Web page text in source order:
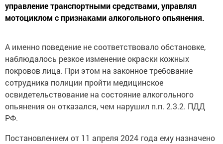
управление транспортными средствами, управлял
мотоциклом с признаками алкогольного опьянения.
А именно поведение не соответствовало обстановке,
наблюдалось резкое изменение окраски кожных
покровов лица. При этом на законное требование
сотрудника полиции пройти медицинское
освидетельствование на состояние алкогольного
опьянения он отказался, чем нарушил п.п. 2.3.2. ПДД
РФ.
Постановлением от 11 апреля 2024 года ему назначено